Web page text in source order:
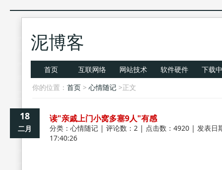
泥博客
首页 互联网络 网站技术 软件硬件
下载
你的位置： 首页 > 心情随记 >正文
18
二月
读"亲戚上门小窝多塞9人"有感
分类： 心情随记 | 评论数：2 | 点击数：4920 | 发表日
17:40:26